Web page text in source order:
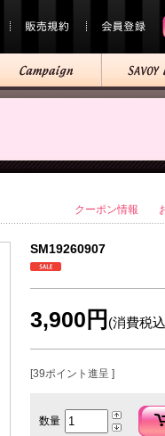
クーポン情報
SM19260907
3,900円 (消費税
[39ポイント進呈 ]
数量